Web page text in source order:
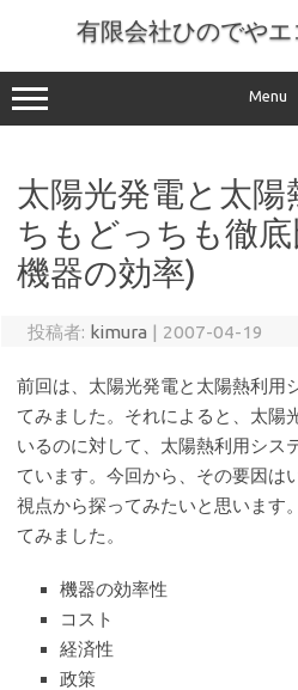
へ
ス
有限会社ひのでや
Menu
太陽光発電と太陽
ちもどっちも徹
機器の効率)
投稿者: kimura | 2007-04-19
前回は、太陽光発電と太陽熱利用
てみました。それによると、太陽
いるのに対して、太陽熱利用シス
ています。今回から、その要因は
視点から探ってみたいと思います
てみました。
機器の効率性
コスト
経済性
政策